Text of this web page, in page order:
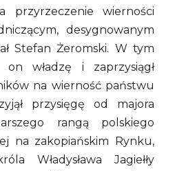
przyrzeczenie wierności
desygnowanym
Stefan Żeromski. W tym
władzę i zaprzysiągł
na wierność państwu
przysięgę od majora
rangą polskiego
na zakopiańskim Rynku,
Władysława Jagiełły